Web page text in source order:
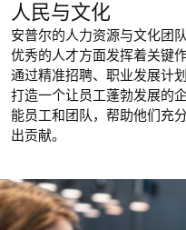
人民与文化
安普尔的人力资源与文化团
优秀的人才方面发挥着关键作
通过精准招聘、职业发展计
打造一个让员工蓬勃发展的
能员工和团队，帮助他们充
出贡献。